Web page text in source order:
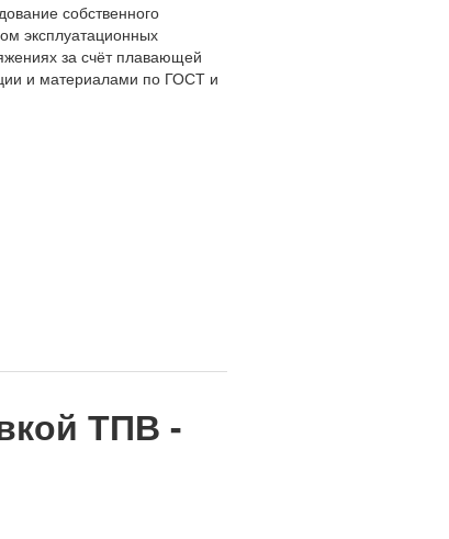
собственного
эксплуатационных
за счёт плавающей
и материалами по ГОСТ и
ТПВ -